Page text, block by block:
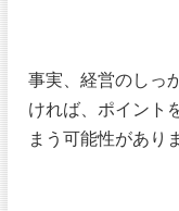
事実、経営のしっ
ければ、ポイント
まう可能性があり